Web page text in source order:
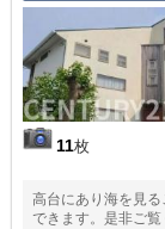
11枚
高台にあり海を見
できます。是非ご覧